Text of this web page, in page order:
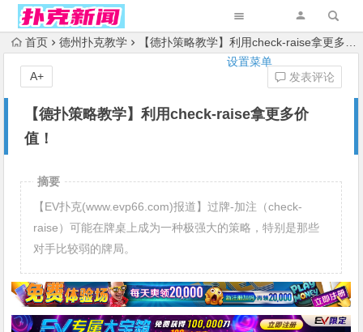
设置菜单
首页 德州扑克教学 【德扑策略教学】利用check-raise拿更多价值！
【德扑策略教学】利用check-raise拿更多价
值！
发表评论
A+
摘要
【EV扑克(www.evp66.com)报道】过牌-加注（check-
raise）可能在牌桌上成为一种极强大的策略，特别是那些
对手比较弱的牌局。